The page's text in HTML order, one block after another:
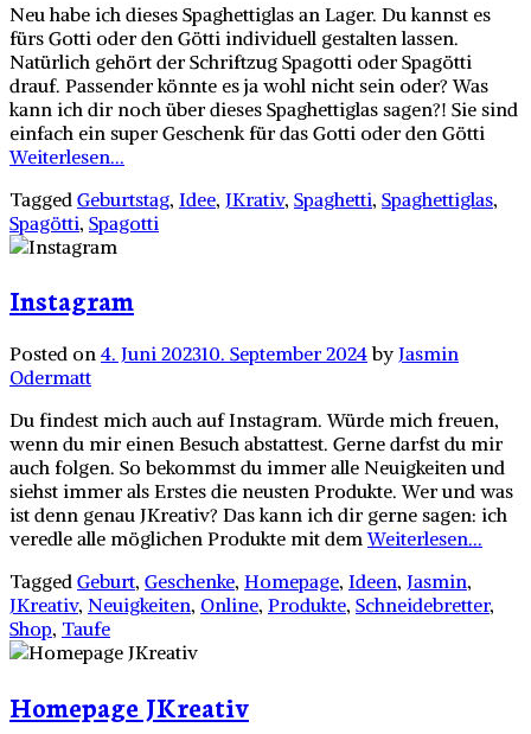
Neu habe ich dieses Spaghettiglas an Lager. Du kannst es
fürs Gotti oder den Götti individuell gestalten lassen.
Natürlich gehört der Schriftzug Spagotti oder Spagötti
drauf. Passender könnte es ja wohl nicht sein oder? Was
kann ich dir noch über dieses Spaghettiglas sagen?! Sie sind
einfach ein super Geschenk für das Gotti oder den Götti
Weiterlesen...
Tagged Geburtstag, Idee, JKrativ, Spaghetti, Spaghettiglas,
Spagötti, Spagotti
Instagram
Posted on 4. Juni 202310. September 2024by Jasmin
Odermatt
Du findest mich auch auf Instagram. Würde mich freuen,
wenn du mir einen Besuch abstattest. Gerne darfst du mir
auch folgen. So bekommst du immer alle Neuigkeiten und
siehst immer als Erstes die neusten Produkte. Wer und was
ist denn genau JKreativ? Das kann ich dir gerne sagen: ich
veredle alle möglichen Produkte mit demWeiterlesen...
Tagged Geburt, Geschenke, Homepage, Ideen, Jasmin,
JKreativ, Neuigkeiten, Online, Produkte, Schneidebretter,
Shop, Taufe
Homepage JKreativ